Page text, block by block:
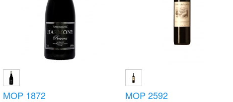
MOP 1872 MOP 2592